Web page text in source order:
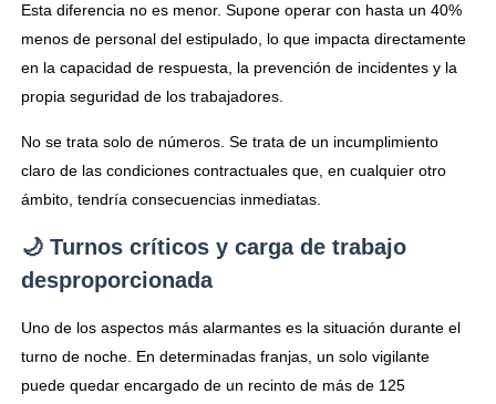
Esta diferencia no es menor. Supone operar con hasta un 40%
menos de personal del estipulado, lo que impacta directamente
en la capacidad de respuesta, la prevención de incidentes y la
propia seguridad de los trabajadores.
No se trata solo de números. Se trata de un incumplimiento
claro de las condiciones contractuales que, en cualquier otro
ámbito, tendría consecuencias inmediatas.
🌙 Turnos críticos y carga de trabajo
desproporcionada
Uno de los aspectos más alarmantes es la situación durante el
turno de noche. En determinadas franjas, un solo vigilante
puede quedar encargado de un recinto de más de 125